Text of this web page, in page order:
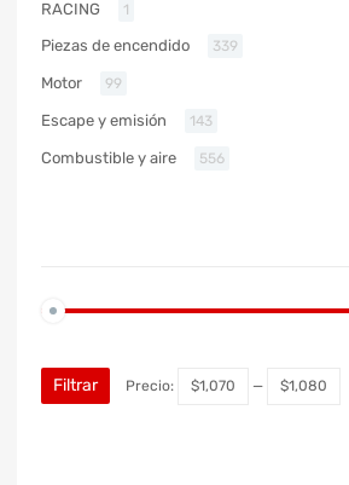
RACING 1
Piezas de encendido 339
Motor 99
Escape y emisión 143
Combustible y aire 556
Filtrar Precio: $1,070 — $1,080